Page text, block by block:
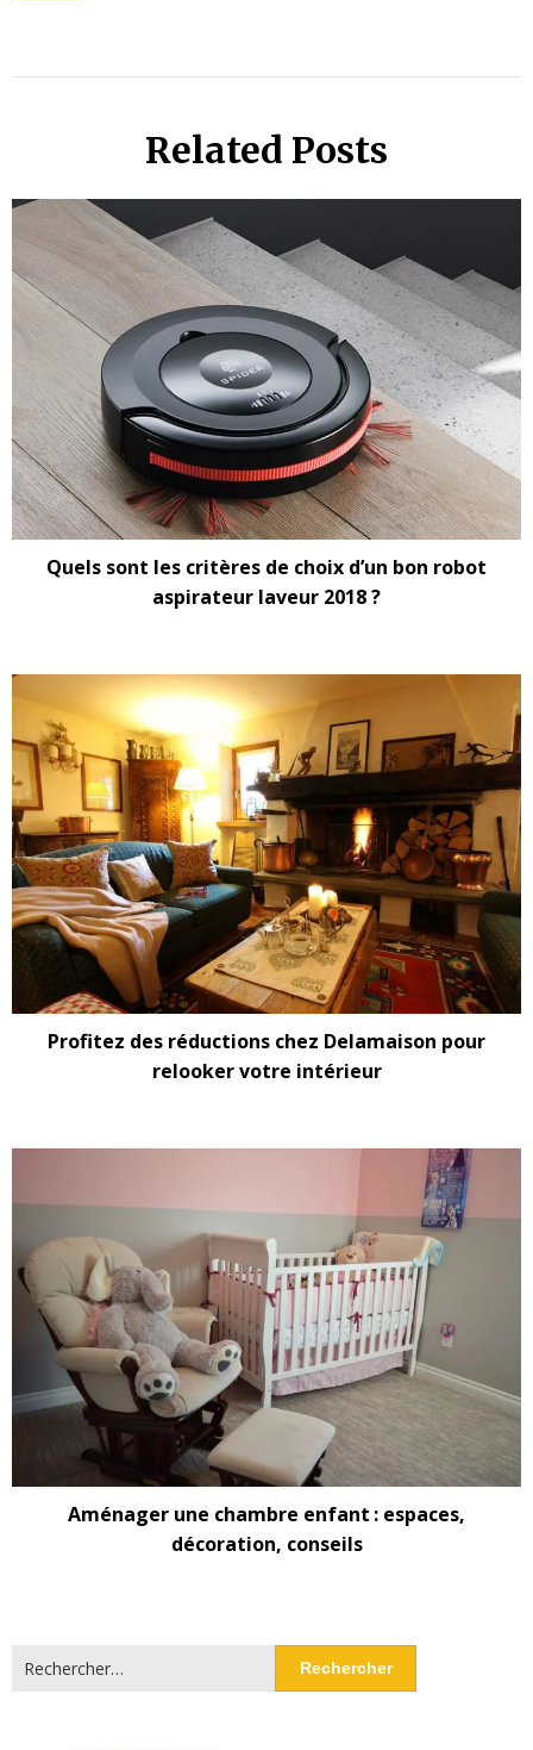
Related Posts
Quels sont les critères de choix d’un bon robot
aspirateur laveur 2018 ?
Profitez des réductions chez Delamaison pour
relooker votre intérieur
Aménager une chambre enfant : espaces,
décoration, conseils
Rechercher :